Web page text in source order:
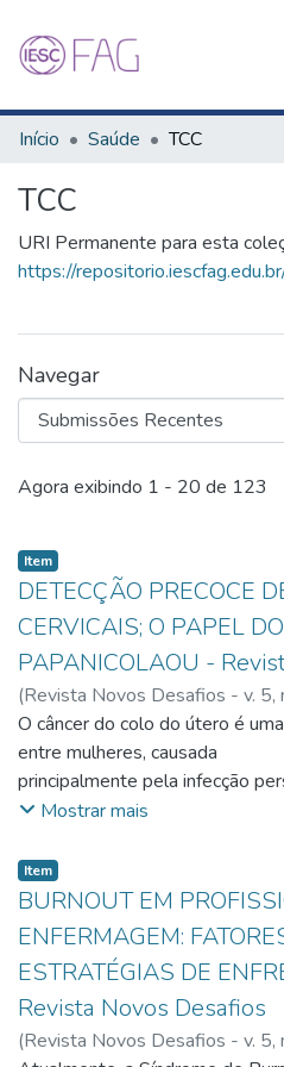
Comunidades e Coleções
Tudo no Repositório
Estatísticas
Início Saúde TCC
TCC
URI Permanente para esta
https://
Navegar
Submissões Recentes
Agora exibindo 1 - 20 de 123
Item
DETECÇÃO PRECOCE
CERVICAIS; O PAPEL
PAPANICOLAOU -
(Revista Novos Desafios - v.
Millena Martins CANUTO;
Rodrigues da SILVA
O câncer do colo do útero é
entre mulheres, causada
principalmente pela infecção
Humano (HPV) de alto risco. A
morbimortalidade associada,
exame de Papanicolau a
rastreamento. Este estudo
revisão bibliográfica narrativa,
entre 2020 e 2023 e dados
do Sistema Único de Saúde.
epidemiológicos das lesões
Mostrar mais
Item
BURNOUT EM
ENFERMAGEM:
ESTRATÉGIAS DE
Revista Novos Desafios
(Revista Novos Desafios - v.